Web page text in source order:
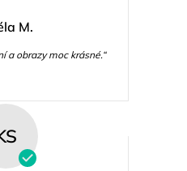
M.
a obrazy moc krásné.“